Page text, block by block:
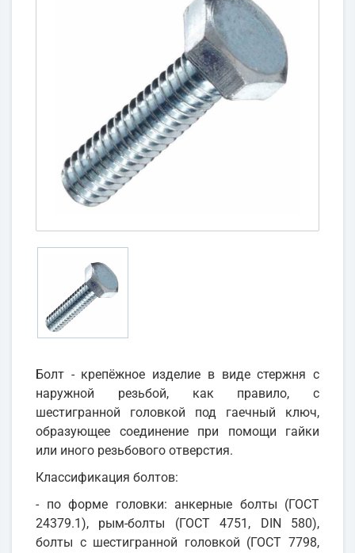
Болт - крепёжное изделие в виде стержня с
наружной резьбой, как правило, с
шестигранной головкой под гаечный ключ,
образующее соединение при помощи гайки
или иного резьбового отверстия.
Классификация болтов:
- по форме головки: анкерные болты (ГОСТ
24379.1), рым-болты (ГОСТ 4751, DIN 580),
болты с шестигранной головкой (ГОСТ 7798,